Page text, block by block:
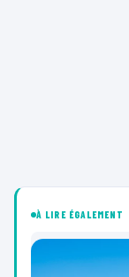
À LIRE ÉGALEMENT